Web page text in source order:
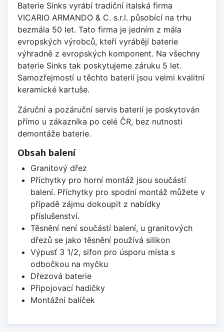
Baterie Sinks vyrábí tradiční italská firma
VICARIO ARMANDO & C. s.r.l. působící na trhu
bezmála 50 let. Tato firma je jedním z mála
evropských výrobců, kteří vyrábějí baterie
výhradně z evropských komponent. Na všechny
baterie Sinks tak poskytujeme záruku 5 let.
Samozřejmostí u těchto baterií jsou velmi kvalitní
keramické kartuše.
Záruční a pozáruční servis baterií je poskytován
přímo u zákazníka po celé ČR, bez nutnosti
demontáže baterie.
Obsah balení
Granitový dřez
Příchytky pro horní montáž jsou součástí
balení. Příchytky pro spodní montáž můžete v
případě zájmu dokoupit z nabídky
příslušenství.
Těsnění není součástí balení, u granitových
dřezů se jako těsnění používá silikon
Výpusť 3 1/2, sifon pro úsporu místa s
odbočkou na myčku
Dřezová baterie
Připojovací hadičky
Montážní balíček